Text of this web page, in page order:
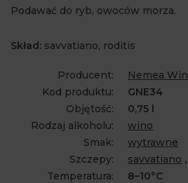
Podawać do ryb, owoców morza.
Skład: savvatiano, roditis
Producent:
Nemea
Kod produktu:
GNE34
Objętość:
0,75 l
Rodzaj alkoholu:
wino
Smak:
wytrawne
Szczepy:
savvatiano ,
Temperatura:
8–10°C